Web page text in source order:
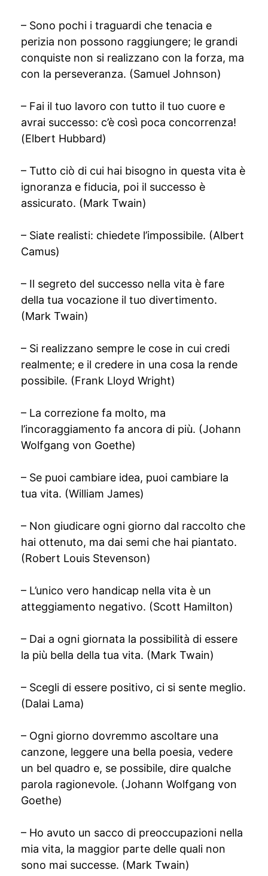
– Sono pochi i traguardi che tenacia e
perizia non possono raggiungere; le grandi
conquiste non si realizzano con la forza, ma
con la perseveranza. (Samuel Johnson)
– Fai il tuo lavoro con tutto il tuo cuore e
avrai successo: c’è così poca concorrenza!
(Elbert Hubbard)
– Tutto ciò di cui hai bisogno in questa vita è
ignoranza e fiducia, poi il successo è
assicurato. (Mark Twain)
– Siate realisti: chiedete l’impossibile. (Albert
Camus)
– Il segreto del successo nella vita è fare
della tua vocazione il tuo divertimento.
(Mark Twain)
– Si realizzano sempre le cose in cui credi
realmente; e il credere in una cosa la rende
possibile. (Frank Lloyd Wright)
– La correzione fa molto, ma
l’incoraggiamento fa ancora di più. (Johann
Wolfgang von Goethe)
– Se puoi cambiare idea, puoi cambiare la
tua vita. (William James)
– Non giudicare ogni giorno dal raccolto che
hai ottenuto, ma dai semi che hai piantato.
(Robert Louis Stevenson)
– L’unico vero handicap nella vita è un
atteggiamento negativo. (Scott Hamilton)
– Dai a ogni giornata la possibilità di essere
la più bella della tua vita. (Mark Twain)
– Scegli di essere positivo, ci si sente meglio.
(Dalai Lama)
– Ogni giorno dovremmo ascoltare una
canzone, leggere una bella poesia, vedere
un bel quadro e, se possibile, dire qualche
parola ragionevole. (Johann Wolfgang von
Goethe)
– Ho avuto un sacco di preoccupazioni nella
mia vita, la maggior parte delle quali non
sono mai successe. (Mark Twain)